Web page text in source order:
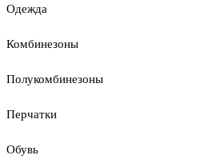
Одежда
Комбинезоны
Полукомбинезоны
Перчатки
Обувь